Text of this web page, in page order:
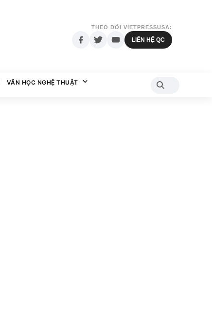
THEO DÕI VIETPRESSUSA:
LIÊN HỆ QC
VĂN HỌC NGHỆ THUẬT